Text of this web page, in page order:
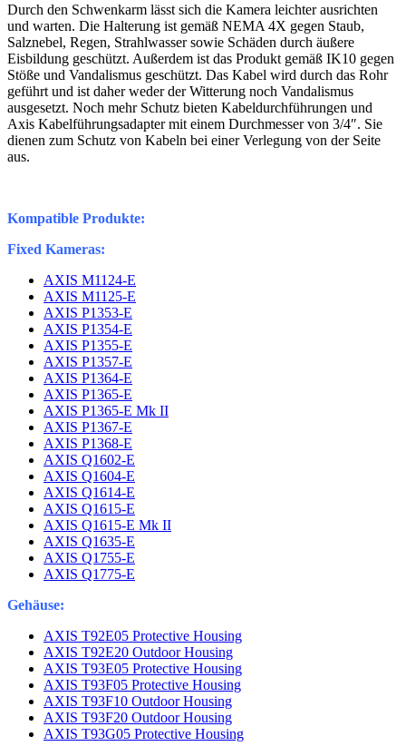
Durch den Schwenkarm lässt sich die Kamera leichter ausrichten
und warten. Die Halterung ist gemäß NEMA 4X gegen Staub,
Salznebel, Regen, Strahlwasser sowie Schäden durch äußere
Eisbildung geschützt. Außerdem ist das Produkt gemäß IK10 gegen
Stöße und Vandalismus geschützt. Das Kabel wird durch das Rohr
geführt und ist daher weder der Witterung noch Vandalismus
ausgesetzt. Noch mehr Schutz bieten Kabeldurchführungen und
Axis Kabelführungsadapter mit einem Durchmesser von 3/4″. Sie
dienen zum Schutz von Kabeln bei einer Verlegung von der Seite
aus.
Kompatible Produkte:
Fixed Kameras:
AXIS M1124-E
AXIS M1125-E
AXIS P1353-E
AXIS P1354-E
AXIS P1355-E
AXIS P1357-E
AXIS P1364-E
AXIS P1365-E
AXIS P1365-E Mk II
AXIS P1367-E
AXIS P1368-E
AXIS Q1602-E
AXIS Q1604-E
AXIS Q1614-E
AXIS Q1615-E
AXIS Q1615-E Mk II
AXIS Q1635-E
AXIS Q1755-E
AXIS Q1775-E
Gehäuse:
AXIS T92E05 Protective Housing
AXIS T92E20 Outdoor Housing
AXIS T93E05 Protective Housing
AXIS T93F05 Protective Housing
AXIS T93F10 Outdoor Housing
AXIS T93F20 Outdoor Housing
AXIS T93G05 Protective Housing